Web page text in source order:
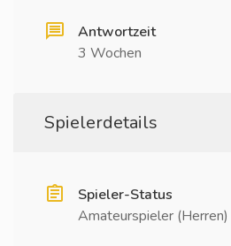
Antwortzeit
3 Wochen
Spielerdetails
Spieler-Status
Amateurspieler (Herren)